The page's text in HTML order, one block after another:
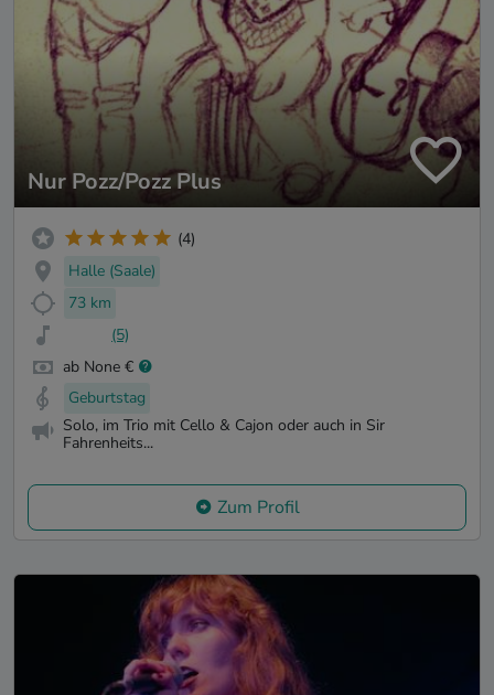
Nur Pozz/Pozz Plus
(4)
Halle (Saale)
73 km
(5)
ab None €
Geburtstag
Solo, im Trio mit Cello & Cajon oder auch in Sir
Fahrenheits...
Zum Profil